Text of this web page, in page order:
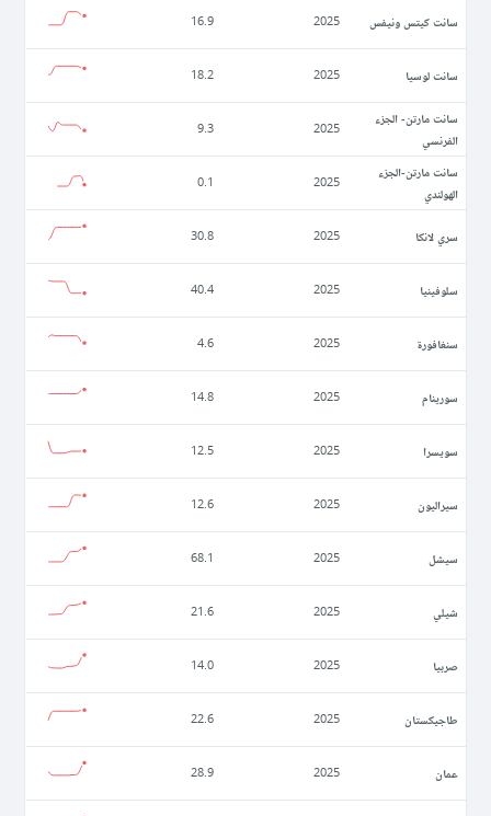
سانت كيتس ونيفس 2025
16.9
سانت لوسيا 2025
18.2
سانت مارتن- الجزء
الفرنسي
2025
9.3
سانت مارتن-الجزء
الهولندي
2025
0.1
سري لانكا 2025
30.8
سلوفينيا 2025
40.4
سنغافورة 2025
4.6
سورينام 2025
14.8
سويسرا 2025
12.5
سيراليون 2025
12.6
سيشل 2025
68.1
شيلي 2025
21.6
صربيا 2025
14.0
طاجيكستان 2025
22.6
عمان 2025
28.9